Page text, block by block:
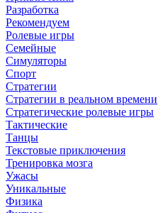
Разработка
Рекомендуем
Ролевые игры
Семейные
Симуляторы
Спорт
Стратегии
Стратегии в реальном времени
Стратегические ролевые игры
Тактические
Танцы
Текстовые приключения
Тренировка мозга
Ужасы
Уникальные
Физика